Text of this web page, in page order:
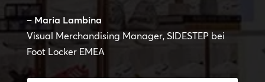
– Maria Lambina
Visual Merchandising Manager, SIDESTEP bei
Foot Locker EMEA